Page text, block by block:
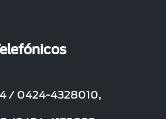
/ 0424-4328010,